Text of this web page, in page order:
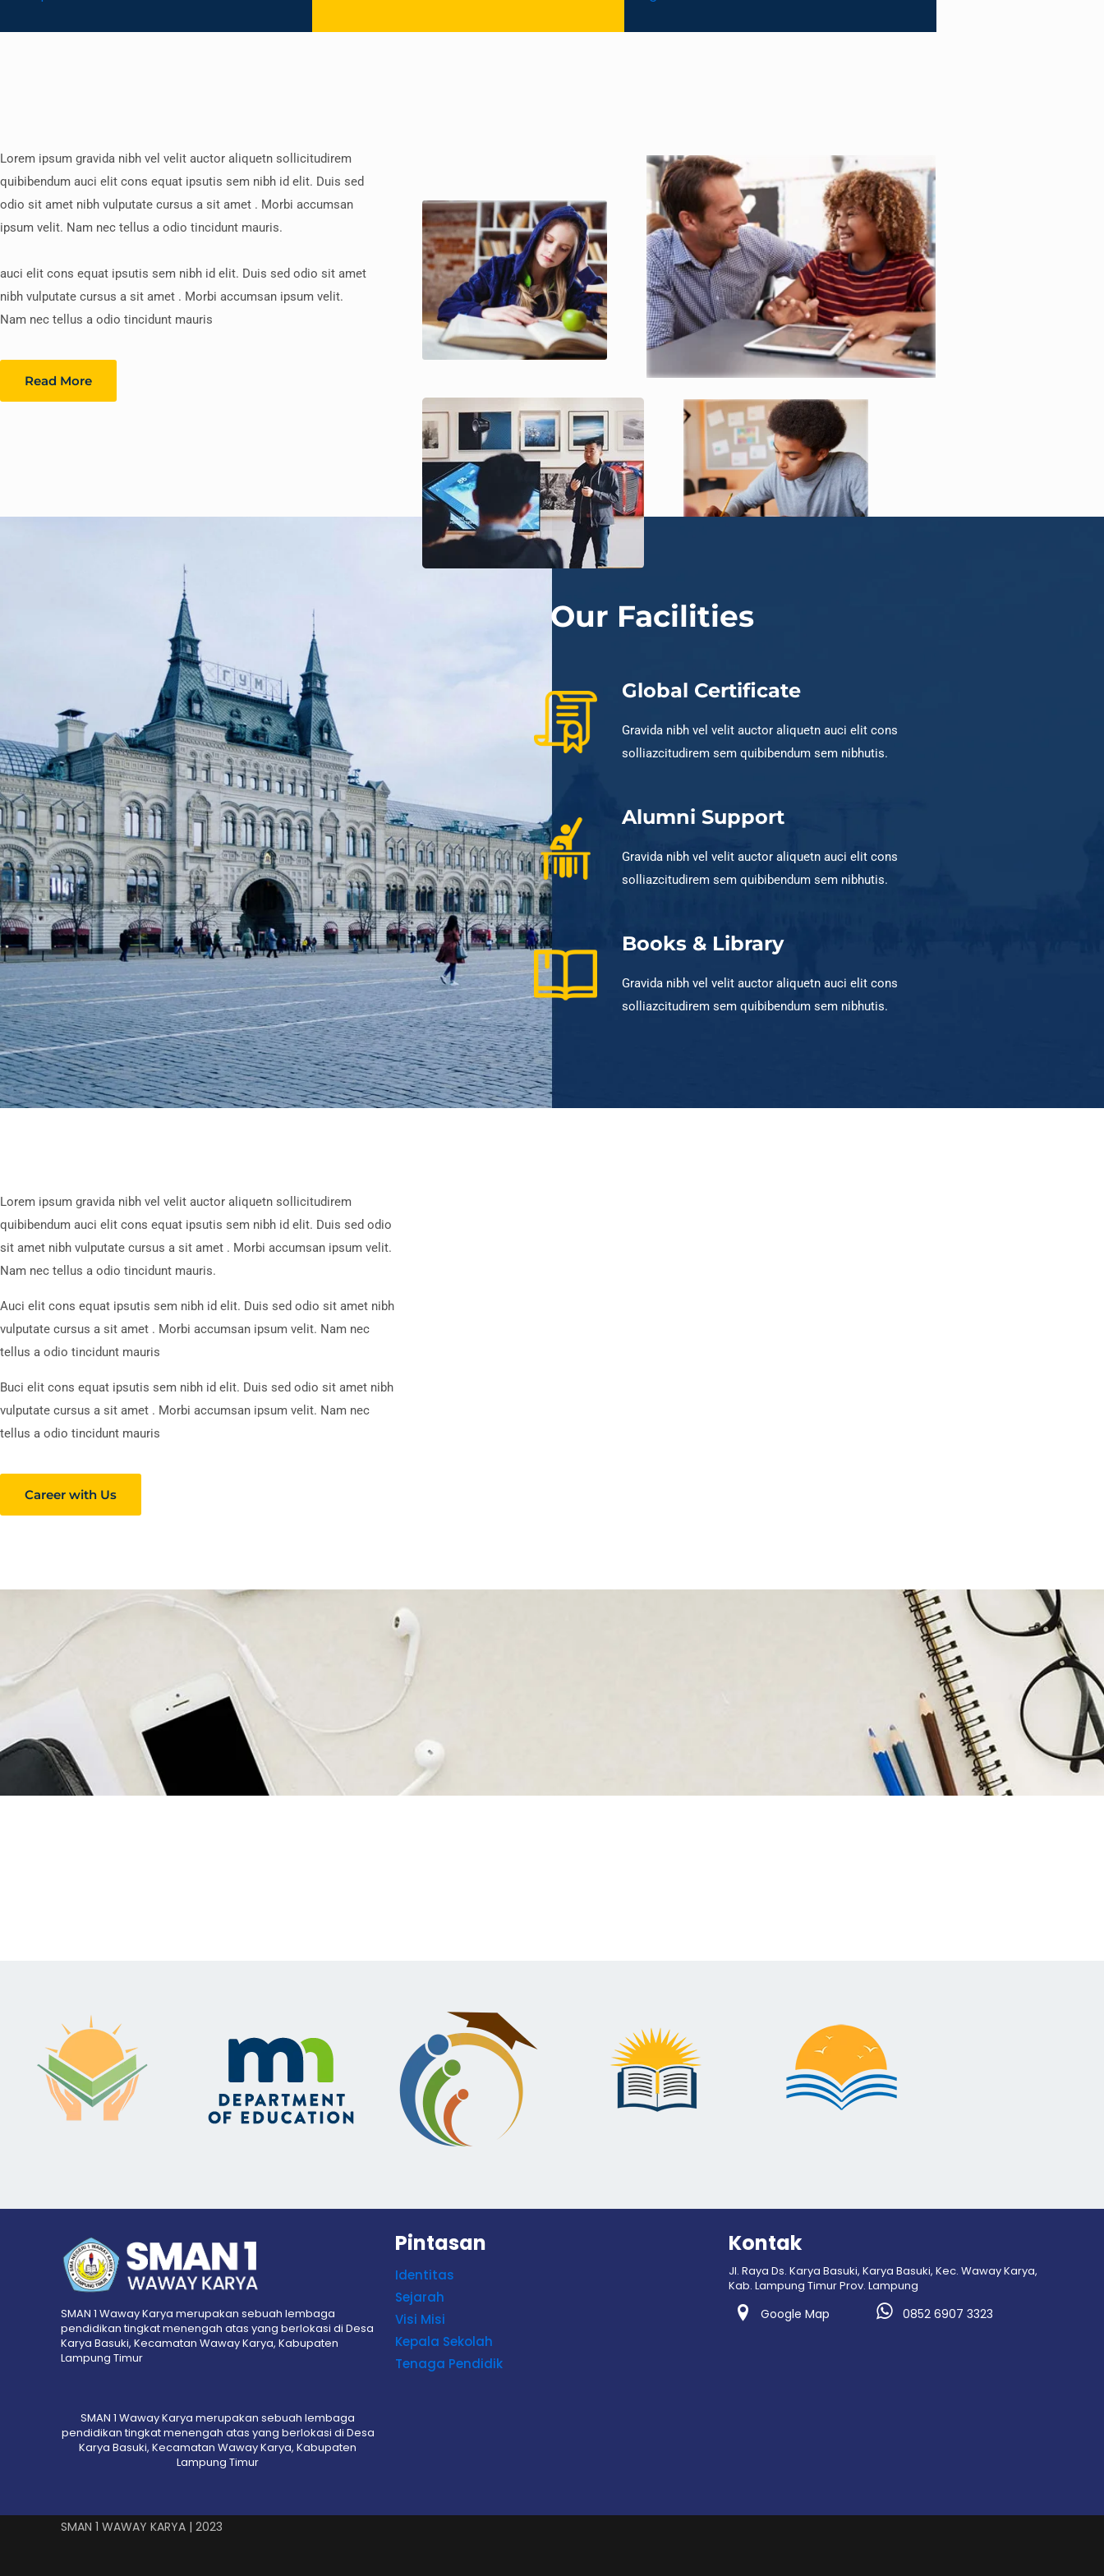
Lorem ipsum gravida nibh vel velit auctor aliquetn sollicitudirem
quibibendum auci elit cons equat ipsutis sem nibh id elit. Duis sed
odio sit amet nibh vulputate cursus a sit amet . Morbi accumsan
ipsum velit. Nam nec tellus a odio tincidunt mauris.
auci elit cons equat ipsutis sem nibh id elit. Duis sed odio sit amet
nibh vulputate cursus a sit amet . Morbi accumsan ipsum velit.
Nam nec tellus a odio tincidunt mauris
Read More
Our Facilities
Global Certificate
Gravida nibh vel velit auctor aliquetn auci elit cons
solliazcitudirem sem quibibendum sem nibhutis.
Alumni Support
Gravida nibh vel velit auctor aliquetn auci elit cons
solliazcitudirem sem quibibendum sem nibhutis.
Books & Library
Gravida nibh vel velit auctor aliquetn auci elit cons
solliazcitudirem sem quibibendum sem nibhutis.
Lorem ipsum gravida nibh vel velit auctor aliquetn sollicitudirem
quibibendum auci elit cons equat ipsutis sem nibh id elit. Duis sed odio
sit amet nibh vulputate cursus a sit amet . Morbi accumsan ipsum velit.
Nam nec tellus a odio tincidunt mauris.
Auci elit cons equat ipsutis sem nibh id elit. Duis sed odio sit amet nibh
vulputate cursus a sit amet . Morbi accumsan ipsum velit. Nam nec
tellus a odio tincidunt mauris
Buci elit cons equat ipsutis sem nibh id elit. Duis sed odio sit amet nibh
vulputate cursus a sit amet . Morbi accumsan ipsum velit. Nam nec
tellus a odio tincidunt mauris
Career with Us
SMAN 1 Waway Karya merupakan sebuah lembaga
pendidikan tingkat menengah atas yang berlokasi di Desa
Karya Basuki, Kecamatan Waway Karya, Kabupaten
Lampung Timur
SMAN 1 Waway Karya merupakan sebuah lembaga
pendidikan tingkat menengah atas yang berlokasi di Desa
Karya Basuki, Kecamatan Waway Karya, Kabupaten
Lampung Timur
Pintasan
Identitas
Sejarah
Visi Misi
Kepala Sekolah
Tenaga Pendidik
Kontak
Jl. Raya Ds. Karya Basuki, Karya Basuki, Kec. Waway Karya,
Kab. Lampung Timur Prov. Lampung
Google Map 0852 6907 3323
SMAN 1 WAWAY KARYA | 2023